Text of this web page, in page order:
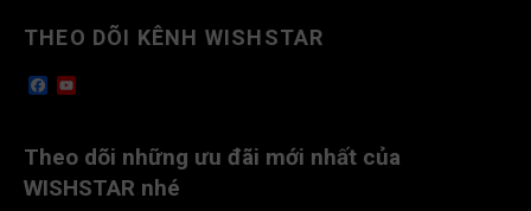
THEO DÕI KÊNH WISHSTAR
F
b
o
o
u
b
e
Theo dõi những ưu đãi mới nhất của
WISHSTAR nhé